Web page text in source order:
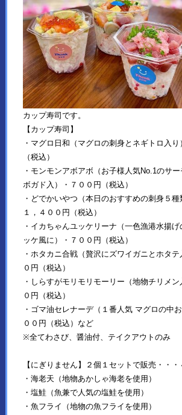
カップ寿司です。
【カップ寿司】
・マグロ日和（マグロの刺身とネギトロ入
（税込）
・モンモンアボアボ（お子様人気No.1のサ
ボガド入）・７００円（税込）
・どでかいやつ（本日のおすすめの刺身５種
１，４００円（税込）
・イカちゃんユッケリーナ（一色漁港水揚
ッケ風に）・７００円（税込）
・ホタカニ合戦（贅沢にズワイガニとホタテ
０円（税込）
・しらすがモリモリモーリー（地物チリメン
０円（税込）
・ゴマ油セレナーデ（１番人気 マグロの中
００円（税込）など
※全てわさび、醤油付、テイクアウトのみ
【にぎりません】２個１セットで販売・・・
・海老天（地物あかしゃ海老を使用）
・塩鮭（魚兼で人気の塩鮭を使用）
・魚フライ（地物の魚フライを使用）